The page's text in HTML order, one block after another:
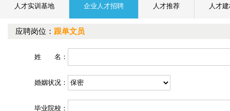
人才实训基地 企业人才招聘 人才推荐 人才
应聘岗位： 跟单文员
姓 名：
婚姻状况：
毕业院校：